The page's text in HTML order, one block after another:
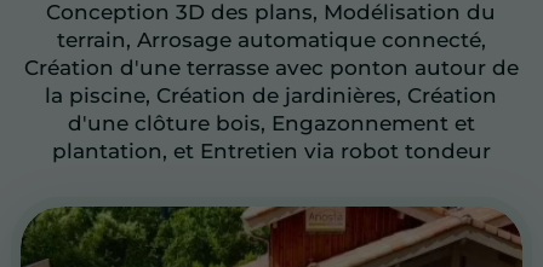
Conception 3D des plans, Modélisation du
terrain, Arrosage automatique connecté,
Création d'une terrasse avec ponton autour de
la piscine, Création de jardinières, Création
d'une clôture bois, Engazonnement et
plantation, et Entretien via robot tondeur